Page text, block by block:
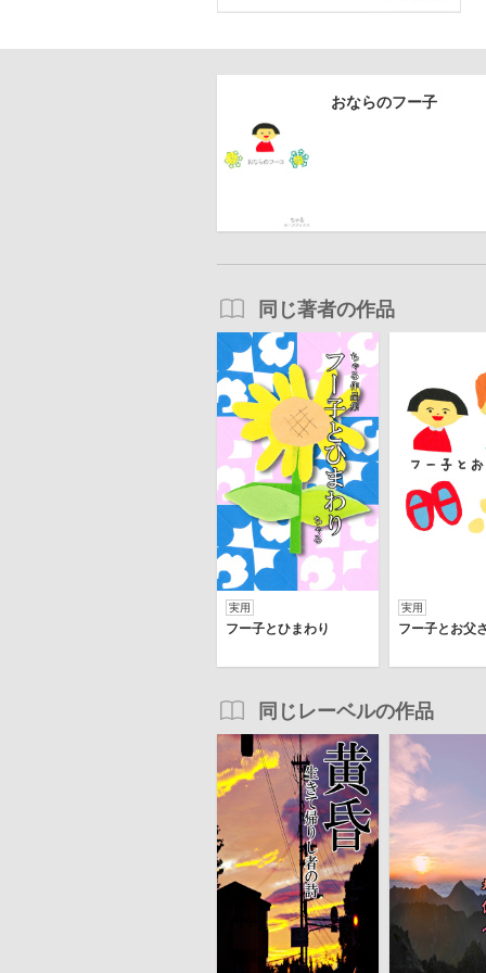
おならのフー子
同じ著者の作品
実用
フー子とひまわり
実用
フー子とお父
同じレーベルの作品